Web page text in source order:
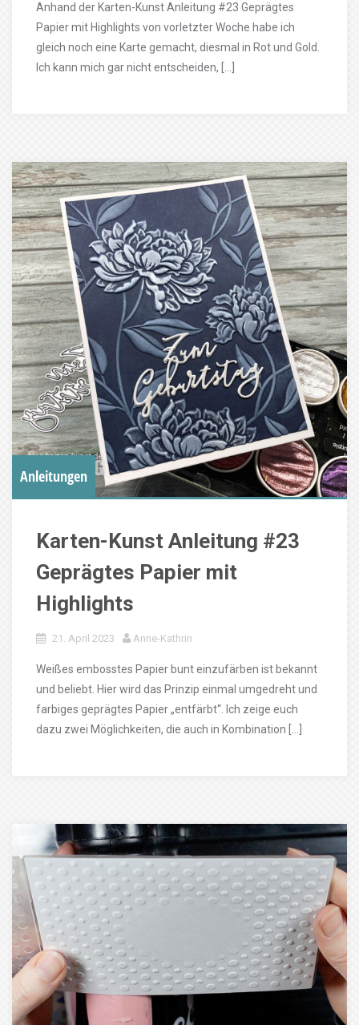
Anhand der Karten-Kunst Anleitung #23 Geprägtes
Papier mit Highlights von vorletzter Woche habe ich
gleich noch eine Karte gemacht, diesmal in Rot und Gold.
Ich kann mich gar nicht entscheiden, […]
Anleitungen
Karten-Kunst Anleitung #23
Geprägtes Papier mit
Highlights
21. April 2023 Anne-Kathrin
Weißes embosstes Papier bunt einzufärben ist bekannt
und beliebt. Hier wird das Prinzip einmal umgedreht und
farbiges geprägtes Papier „entfärbt“. Ich zeige euch
dazu zwei Möglichkeiten, die auch in Kombination […]